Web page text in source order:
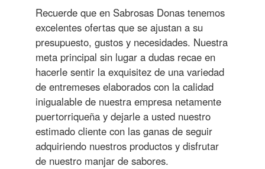
Recuerde que en Sabrosas Donas tenemos
excelentes ofertas que se ajustan a su
presupuesto, gustos y necesidades. Nuestra
meta principal sin lugar a dudas recae en
hacerle sentir la exquisitez de una variedad
de entremeses elaborados con la calidad
inigualable de nuestra empresa netamente
puertorriqueña y dejarle a usted nuestro
estimado cliente con las ganas de seguir
adquiriendo nuestros productos y disfrutar
de nuestro manjar de sabores.